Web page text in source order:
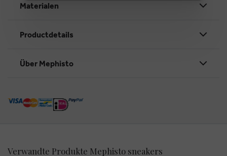
Materialen
Productdetails
Über Mephisto
Verwandte Produkte Mephisto sneakers